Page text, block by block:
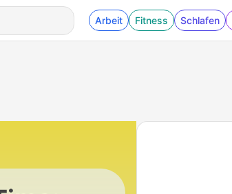
Arbeit Fitness Schlafen